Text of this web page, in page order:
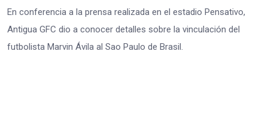
En conferencia a la prensa realizada en el estadio Pensativo,
Antigua GFC dio a conocer detalles sobre la vinculación del
futbolista Marvin Ávila al Sao Paulo de Brasil.